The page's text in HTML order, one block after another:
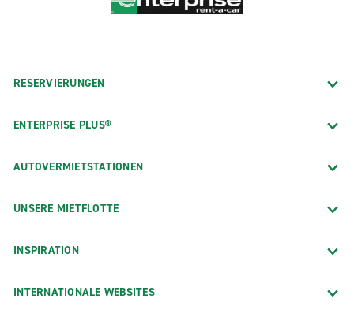
RESERVIERUNGEN
ENTERPRISE PLUS®
AUTOVERMIETSTATIONEN
UNSERE MIETFLOTTE
INSPIRATION
INTERNATIONALE WEBSITES